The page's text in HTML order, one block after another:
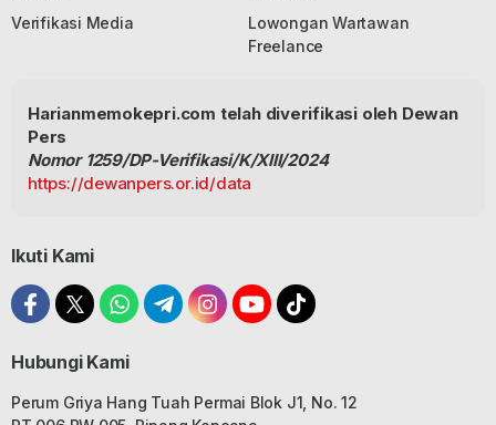
Verifikasi Media
Lowongan Wartawan
Freelance
Harianmemokepri.com telah diverifikasi oleh Dewan
Pers
Nomor 1259/DP-Verifikasi/K/XIII/2024
https://dewanpers.or.id/data
Ikuti Kami
Hubungi Kami
Perum Griya Hang Tuah Permai Blok J1, No. 12